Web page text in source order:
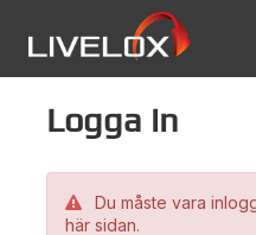
Logga in
Du måste vara
här sidan.